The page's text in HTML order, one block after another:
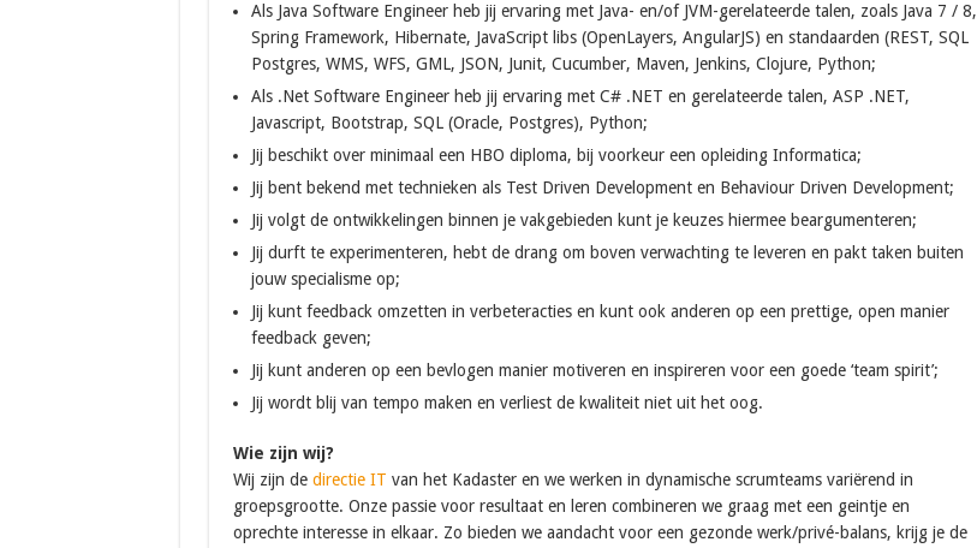
Als Java Software Engineer heb jij ervaring met Java- en/of JVM-gerelateerde talen, zoals Java 7 / 8,
Spring Framework, Hibernate, JavaScript libs (OpenLayers, AngularJS) en standaarden (REST, SQL
Postgres, WMS, WFS, GML, JSON, Junit, Cucumber, Maven, Jenkins, Clojure, Python;
Als .Net Software Engineer heb jij ervaring met C# .NET en gerelateerde talen, ASP .NET,
Javascript, Bootstrap, SQL (Oracle, Postgres), Python;
Jij beschikt over minimaal een HBO diploma, bij voorkeur een opleiding Informatica;
Jij bent bekend met technieken als Test Driven Development en Behaviour Driven Development;
Jij volgt de ontwikkelingen binnen je vakgebieden kunt je keuzes hiermee beargumenteren;
Jij durft te experimenteren, hebt de drang om boven verwachting te leveren en pakt taken buiten
jouw specialisme op;
Jij kunt feedback omzetten in verbeteracties en kunt ook anderen op een prettige, open manier
feedback geven;
Jij kunt anderen op een bevlogen manier motiveren en inspireren voor een goede ‘team spirit’;
Jij wordt blij van tempo maken en verliest de kwaliteit niet uit het oog.
Wie zijn wij?
Wij zijn de directie IT van het Kadaster en we werken in dynamische scrumteams variërend in
groepsgrootte. Onze passie voor resultaat en leren combineren we graag met een geintje en
oprechte interesse in elkaar. Zo bieden we aandacht voor een gezonde werk/privé-balans, krijg je de